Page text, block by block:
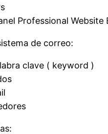
Professional Website
de correo:
clave ( keyword )